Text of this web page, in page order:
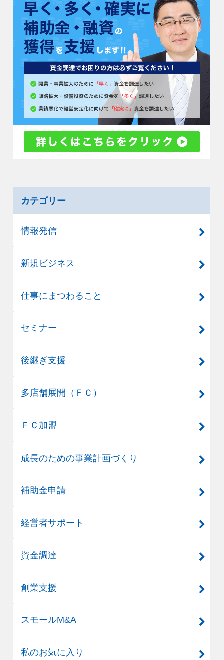
カテゴリー
情報発信
新規ビジネス
仕事にまつわること
セミナー
後継ぎ支援
多店舗展開（ＦＣ）
ＦＣ加盟
成長のための事業計画づくり
補助金申請
経営者サポート
資金調達
創業支援
スモールM&A
私のお気に入り